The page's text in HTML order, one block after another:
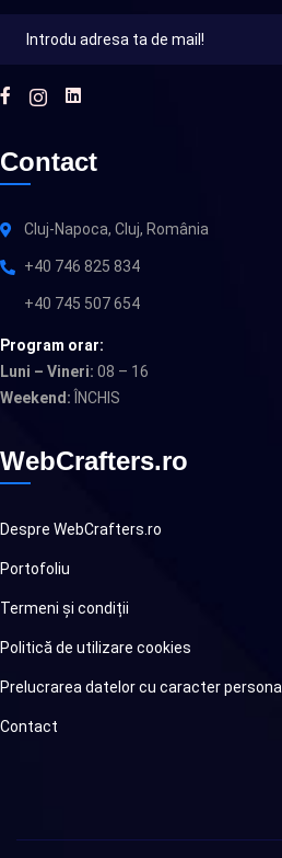
Contact
Cluj-Napoca, Cluj, România
+40 746 825 834
+40 745 507 654
Program orar:
Luni – Vineri: 08 – 16
Weekend: ÎNCHIS
WebCrafters.ro
Despre WebCrafters.ro
Portofoliu
Termeni și condiții
Politică de utilizare cookies
Prelucrarea datelor cu caracter personal
Contact